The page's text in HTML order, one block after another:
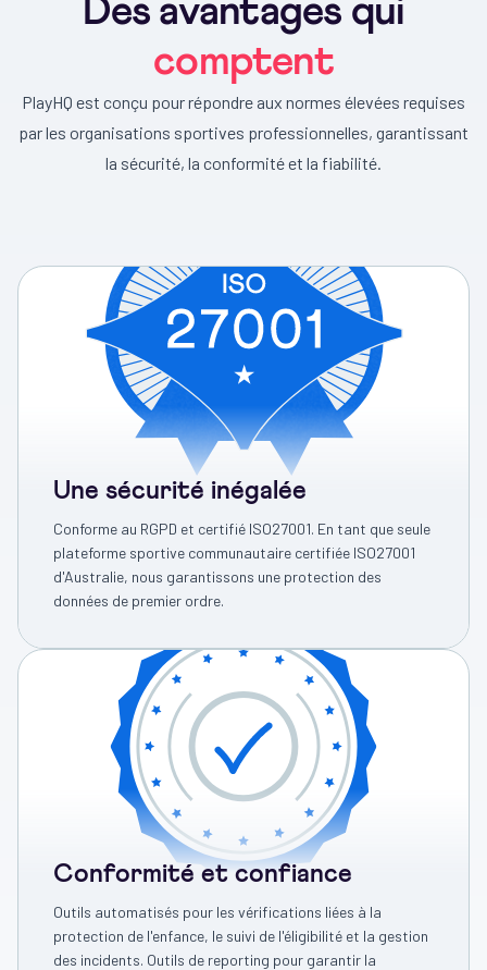
Des avantages qui
comptent
PlayHQ est conçu pour répondre aux normes élevées requises
par les organisations sportives professionnelles, garantissant
la sécurité, la conformité et la fiabilité.
Une sécurité inégalée
Conforme au RGPD et certifié ISO27001. En tant que seule
plateforme sportive communautaire certifiée ISO27001
d'Australie, nous garantissons une protection des
données de premier ordre.
Conformité et confiance
Outils automatisés pour les vérifications liées à la
protection de l'enfance, le suivi de l'éligibilité et la gestion
des incidents. Outils de reporting pour garantir la